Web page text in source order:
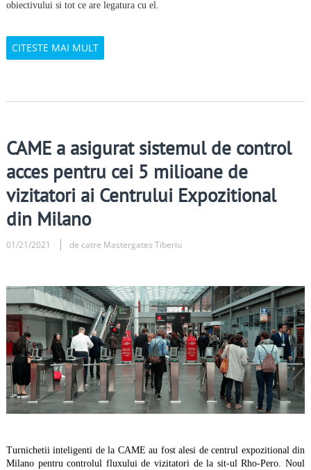
obiectivului si tot ce are legatura cu el.
CITESTE MAI MULT
CAME a asigurat sistemul de control
acces pentru cei 5 milioane de
vizitatori ai Centrului Expozitional
din Milano
01/21/2021 de catre Mastergates Tiberiu
Turnichetii inteligenti de la CAME au fost alesi de centrul expozitional din
Milano pentru controlul fluxului de vizitatori de la sit-ul Rho-Pero. Noul